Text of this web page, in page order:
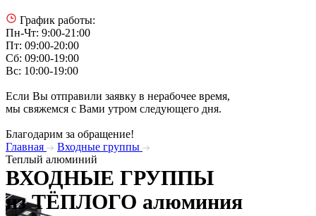
График работы:
Пн-Чт: 9:00-21:00
Пт: 09:00-20:00
Сб: 09:00-19:00
Вс: 10:00-19:00
Если Вы отправили заявку в нерабочее время,
мы свяжемся с Вами утром следующего дня.
Благодарим за обращение!
Главная
Входные группы
Теплый алюминий
ВХОДНЫЕ ГРУППЫ
из ТЁПЛОГО алюминия